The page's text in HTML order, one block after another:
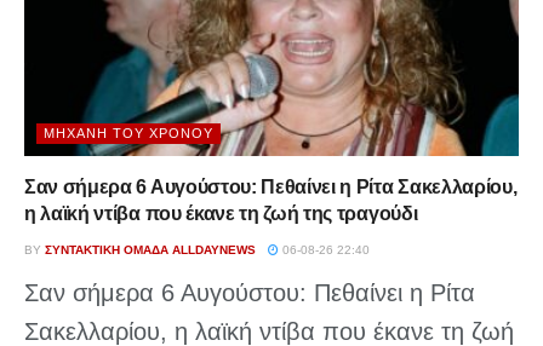
ΜΗΧΑΝΉ ΤΟΥ ΧΡΌΝΟΥ
Σαν σήμερα 6 Αυγούστου: Πεθαίνει η Ρίτα Σακελλαρίου,
η λαϊκή ντίβα που έκανε τη ζωή της τραγούδι
BY ΣΥΝΤΑΚΤΙΚΉ ΟΜΆΔΑ ALLDAYNEWS 06-08-26 22:40
Σαν σήμερα 6 Αυγούστου: Πεθαίνει η Ρίτα
Σακελλαρίου, η λαϊκή ντίβα που έκανε τη ζωή